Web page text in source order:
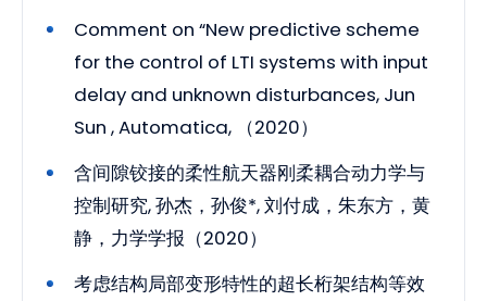
Comment on “New predictive scheme
for the control of LTI systems with input
delay and unknown disturbances, Jun
Sun , Automatica, （2020）
含间隙铰接的柔性航天器刚柔耦合动力学与
控制研究, 孙杰，孙俊*, 刘付成，朱东方，黄
静，力学学报（2020）
考虑结构局部变形特性的超长桁架结构等效